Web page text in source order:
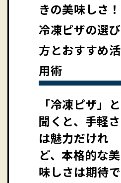
きの美味しさ！
冷凍ピザの選び
方とおすすめ活
用術
「冷凍ピザ」と
聞くと、手軽さ
は魅力だけれ
ど、本格的な美
味しさは期待で